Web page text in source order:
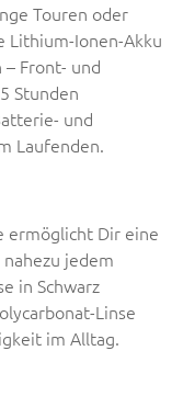
Touren oder
Lithium-Ionen-Akku
– Front- und
Stunden
und
Laufenden.
ermöglicht Dir eine
jedem
in Schwarz
Linse
im Alltag.